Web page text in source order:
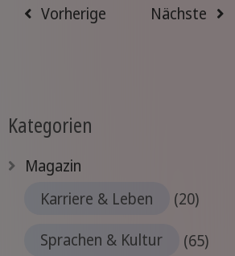
Vorherige Nächste
Kategorien
Magazin
Karriere & Leben
(20)
Sprachen & Kultur
(65)